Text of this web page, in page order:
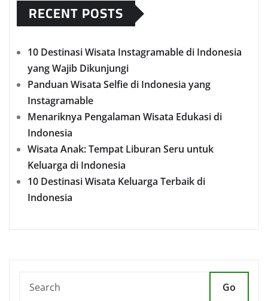
RECENT POSTS
10 Destinasi Wisata Instagramable di Indonesia
yang Wajib Dikunjungi
Panduan Wisata Selfie di Indonesia yang
Instagramable
Menariknya Pengalaman Wisata Edukasi di
Indonesia
Wisata Anak: Tempat Liburan Seru untuk
Keluarga di Indonesia
10 Destinasi Wisata Keluarga Terbaik di
Indonesia
Go